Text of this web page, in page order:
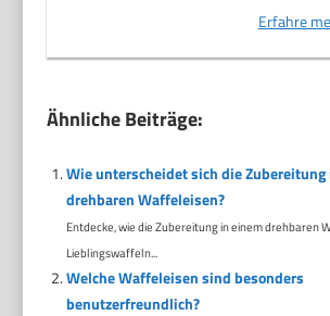
Erfahre
Ähnliche Beiträge:
Wie unterscheidet sich die Zubereitung
drehbaren Waffeleisen?
Entdecke, wie die Zubereitung in einem drehbaren
Lieblingswaffeln...
Welche Waffeleisen sind besonders
benutzerfreundlich?